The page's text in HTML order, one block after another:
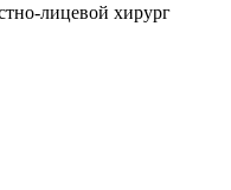
лицевой хирург